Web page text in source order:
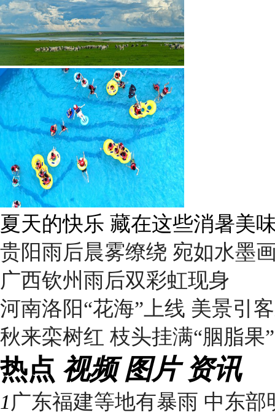
夏天的快乐 藏在这些消暑美
贵阳雨后晨雾缭绕 宛如水墨
广西钦州雨后双彩虹现身
河南洛阳“花海”上线 美景引
秋来栾树红 枝头挂满“胭脂果”
热点 视频 图片 资讯
1 广东福建等地有暴雨 中东部